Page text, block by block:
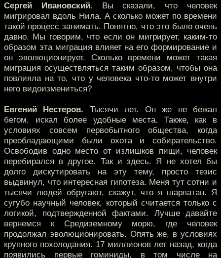
Сергей Ивановский. Вы сказали, что человек
мигрировал вдоль Нила. А сколько может по времени
такой процесс занимать. Понятно, что это было очень
давно. Мы говорим, что если он мигрирует, каким-то
образом эта миграция влияет на его формирование и
он эволюционирует. Сколько времени может такая
миграция осуществляться таким образом, чтобы она
повлияла на то, что у человека что-то может внутри
него видоизмениться?
Евгений Нестеров. Тысячи лет. Он же не бежал
бегом, искал более удобные места. Также, как в
условиях совсем первобытного общества, когда
преобладающими были охота и собирательство.
Освободив одно место от излишков пищи, человек
перебирался в другое. Так и здесь. Я не хотел бы
долго дискутировать на эту тему, просто тезис
выдвинул, что интересная гипотеза. Меня тут сотни и
тысячи людей обругают, скажут, что я шарлатан. Я
сугубо научный человек, который считается только с
логикой, подтвержденной фактами. Лучше давайте
вернемся к Средиземному морю, где человек
продолжал эволюционировать. Опять же, в условиях
крупного похолодания. 17 миллионов лет назад, когда
появились первые гоминиды, в том числе на